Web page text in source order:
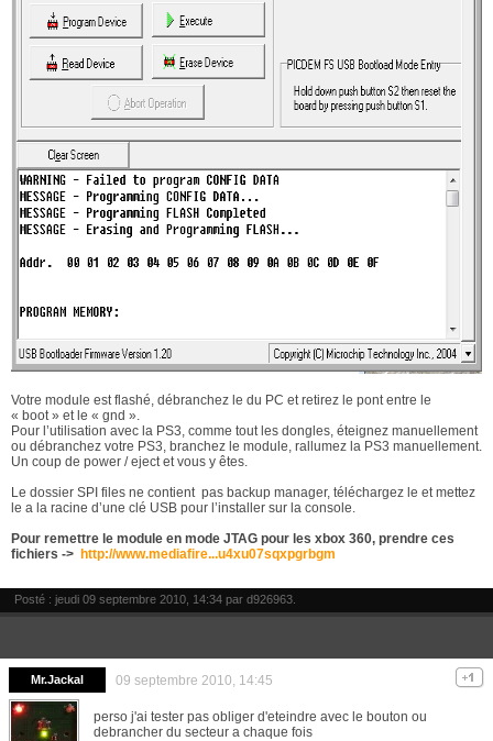
Votre module est flashé, débranchez le du PC et retirez le pont entre le
« boot » et le « gnd ».
Pour l’utilisation avec la PS3, comme tout les dongles, éteignez manuellement
ou débranchez votre PS3, branchez le module, rallumez la PS3 manuellement.
Un coup de power / eject et vous y êtes.
Le dossier SPI files ne contient pas backup manager, téléchargez le et mettez
le a la racine d’une clé USB pour l’installer sur la console.
Pour remettre le module en mode JTAG pour les xbox 360, prendre ces
fichiers -> http://www.mediafire...u4xu07sqxpgrbgm
Posté : jeudi 09 septembre 2010, 14:34 par d926963
Mr.Jackal 09 septembre 2010, 14:45
perso j'ai tester pas obliger d'eteindre avec le bouton ou
debrancher du secteur a chaque fois